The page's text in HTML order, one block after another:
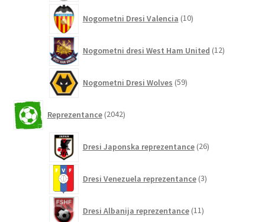
Nogometni Dresi Valencia 10izdelkov
Nogometni dresi West Ham United 12izdelkov
Nogometni Dresi Wolves 59izdelkov
Reprezentance 2042izdelkov
Dresi Japonska reprezentance 26izdelkov
Dresi Venezuela reprezentance 3izdelki
Dresi Albanija reprezentance 11izdelkov